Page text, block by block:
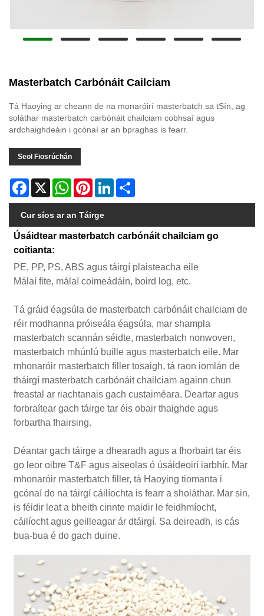
Masterbatch Carbónáit Cailciam
Tá Haoying ar cheann de na monaróirí masterbatch sa tSín, ag
soláthar masterbatch carbónáit chailciam cobhsaí agus
ardchaighdeáin i gcónaí ar an bpraghas is fearr.
Seol Fiosrúchán
Facebook
X WhatsAppPinterestLinkedIn
Cur síos ar an Táirge
Úsáidtear masterbatch carbónáit chailciam go
coitianta:
PE, PP, PS, ABS agus táirgí plaisteacha eile
Málaí fite, málaí coimeádáin, boird log, etc.
Tá gráid éagsúla de masterbatch carbónáit chailciam de
réir modhanna próiseála éagsúla, mar shampla
masterbatch scannán séidte, masterbatch nonwoven,
masterbatch mhúnlú buille agus masterbatch eile. Mar
mhonaróir masterbatch filler tosaigh, tá raon iomlán de
tháirgí masterbatch carbónáit chailciam againn chun
freastal ar riachtanais gach custaiméara. Deartar agus
forbraítear gach táirge tar éis obair thaighde agus
forbartha fhairsing.
Déantar gach táirge a dhearadh agus a fhorbairt tar éis
go leor oibre T&F agus aiseolas ó úsáideoirí iarbhír. Mar
mhonaróir masterbatch filler, tá Haoying tiomanta i
gcónaí do na táirgí cáilíochta is fearr a sholáthar. Mar sin,
is féidir leat a bheith cinnte maidir le feidhmíocht,
cáilíocht agus geilleagar ár dtáirgí. Sa deireadh, is cás
bua-bua é do gach duine.